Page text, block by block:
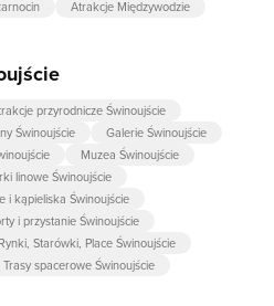
Atrakcje Międzywodzie
przyrodnicze Świnoujście
Świnoujście
Galerie Świnoujście
Muzea Świnoujście
linowe Świnoujście
i kąpieliska Świnoujście
i przystanie Świnoujście
Rynki, Starówki, Place Świnoujście
Trasy spacerowe Świnoujście